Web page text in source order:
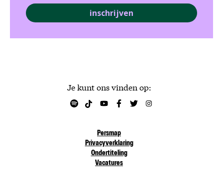
Je kunt ons vinden op:
Persmap
Privacyverklaring
Ondertiteling
Vacatures
inschrijven